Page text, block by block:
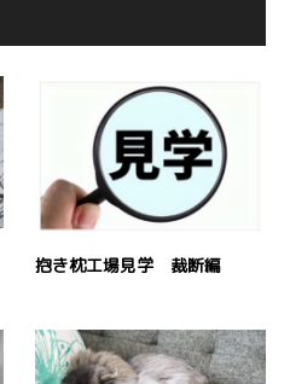
抱き枕工場見学 裁断編